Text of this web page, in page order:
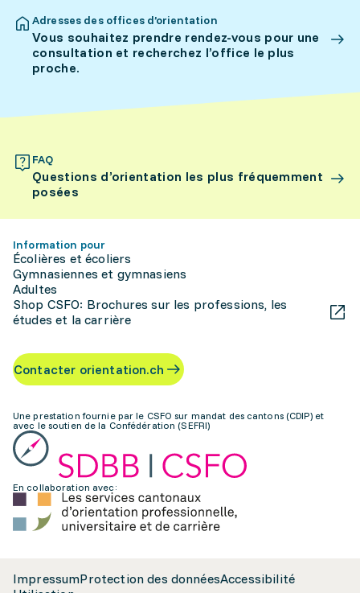
Adresses des offices d’orientation
Vous souhaitez prendre rendez-vous pour une
consultation et recherchez l’office le plus
proche.
FAQ
Questions d’orientation les plus fréquemment
posées
Information pour
Écolières et écoliers
Gymnasiennes et gymnasiens
Adultes
Shop CSFO: Brochures sur les professions, les
études et la carrière
Contacter orientation.ch
Une prestation fournie par le CSFO sur mandat des cantons (CDIP) et
avec le soutien de la Confédération (SEFRI)
En collaboration avec:
ImpressumProtection des donnéesAccessibilité